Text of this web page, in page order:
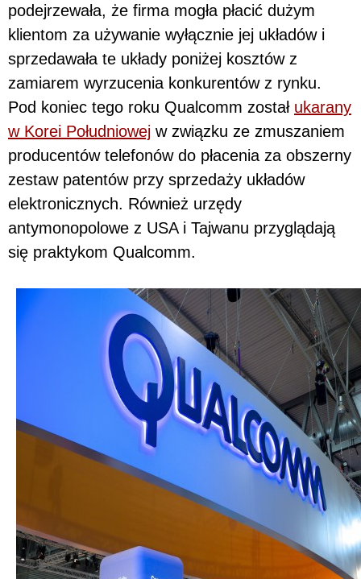
podejrzewała, że firma mogła płacić dużym
klientom za używanie wyłącznie jej układów i
sprzedawała te układy poniżej kosztów z
zamiarem wyrzucenia konkurentów z rynku.
Pod koniec tego roku Qualcomm został ukarany
w Korei Południowej w związku ze zmuszaniem
producentów telefonów do płacenia za obszerny
zestaw patentów przy sprzedaży układów
elektronicznych. Również urzędy
antymonopolowe z USA i Tajwanu przyglądają
się praktykom Qualcomm.